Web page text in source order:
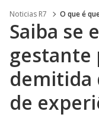
Noticias R7 O que é
Saiba se
gestante
demitida
de